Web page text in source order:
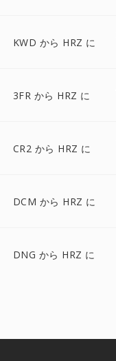
KWD から HRZ に
3FR から HRZ に
CR2 から HRZ に
DCM から HRZ に
DNG から HRZ に